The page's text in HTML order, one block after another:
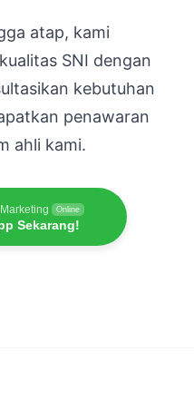
atap, kami
SNI dengan
kebutuhan
penawaran
ahli kami.
Online
Sekarang!